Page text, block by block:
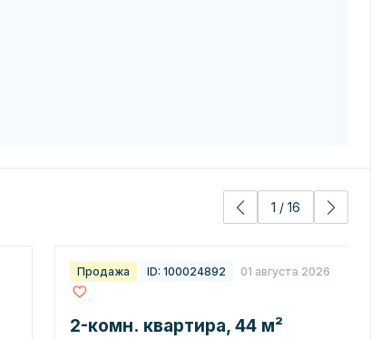
1 / 16
Продажа ID: 100024892 01 августа 2026
2-комн. квартира, 44 м²